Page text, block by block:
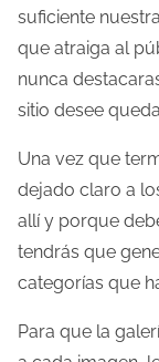
suficiente
que atraiga al
nunca
sitio desee
Una vez que
dejado claro a
allí y porque
tendrás que
categorías que
Para que la